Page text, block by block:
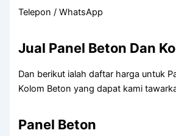
Telepon / WhatsApp
Jual Panel Beton Dan
Dan berikut ialah daftar harga untuk
Kolom Beton yang dapat kami
Panel Beton